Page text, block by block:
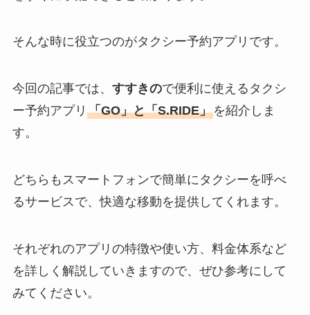
そんな時に役立つのがタクシー予約アプリです。
今回の記事では、 すすきので便利に使えるタクシ
ー予約アプリ 「GO」と「S.RIDE」を紹介しま
す。
どちらもスマートフォンで簡単にタクシーを呼べ
るサービスで、快適な移動を提供してくれます。
それぞれのアプリの特徴や使い方、料金体系など
を詳しく解説していきますので、ぜひ参考にして
みてください。